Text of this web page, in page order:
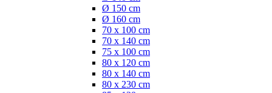
Ø 150 cm
Ø 160 cm
70 x 100 cm
70 x 140 cm
75 x 100 cm
80 x 120 cm
80 x 140 cm
80 x 230 cm